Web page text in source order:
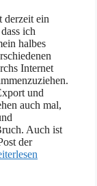
derzeit ein
ich
halbes
Internet
und
auch mal,
Auch ist
der